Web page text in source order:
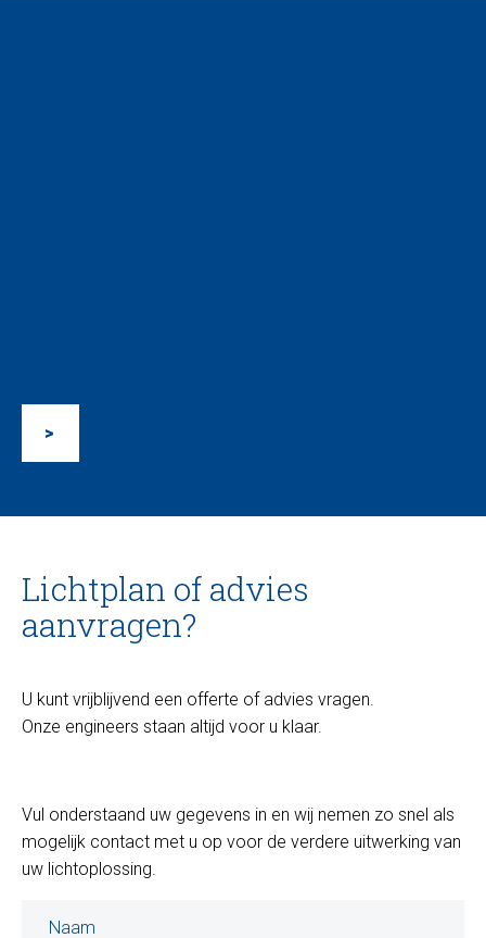
>
Lichtplan of advies
aanvragen?
U kunt vrijblijvend een offerte of advies vragen.
Onze engineers staan altijd voor u klaar.
Vul onderstaand uw gegevens in en wij nemen zo snel als
mogelijk contact met u op voor de verdere uitwerking van
uw lichtoplossing.